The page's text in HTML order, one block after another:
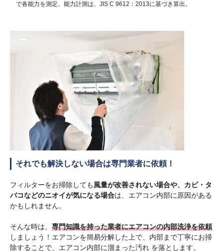
で各能力を測定。能力計測は、JIS C 9612：2013に基づき算出。
それでも解決しない場合は専門業者に依頼！
フィルターをお掃除しても風量が改善されない場合や、カビ・タ
バコなどのニオイが気になる場合は、エアコン内部に原因がある
かもしれません。
そんな時は、 専門知識を持った業者にエアコンの内部洗浄を依頼
しましょう！エアコンを簡易分解した上で、内部まで丁寧にお掃
除することで、エアコン内部に溜まった汚れ を落とします。